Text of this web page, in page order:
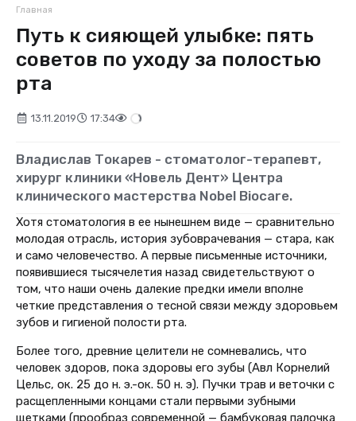
Главная
Путь к сияющей улыбке: пять
советов по уходу за полостью
рта
13.11.2019 17:34
Владислав Токарев - стоматолог-терапевт,
хирург клиники «Новель Дент» Центра
клинического мастерства Nobel Biocare.
Хотя стоматология в ее нынешнем виде — сравнительно
молодая отрасль, история зубоврачевания — стара, как
и само человечество. А первые письменные источники,
появившиеся тысячелетия назад свидетельствуют о
том, что наши очень далекие предки имели вполне
четкие представления о тесной связи между здоровьем
зубов и гигиеной полости рта.
Более того, древние целители не сомневались, что
человек здоров, пока здоровы его зубы (Авл Корнелий
Цельс, ок. 25 до н. э.-ок. 50 н. э). Пучки трав и веточки с
расщепленными концами стали первыми зубными
щетками (прообраз современной — бамбуковая палочка